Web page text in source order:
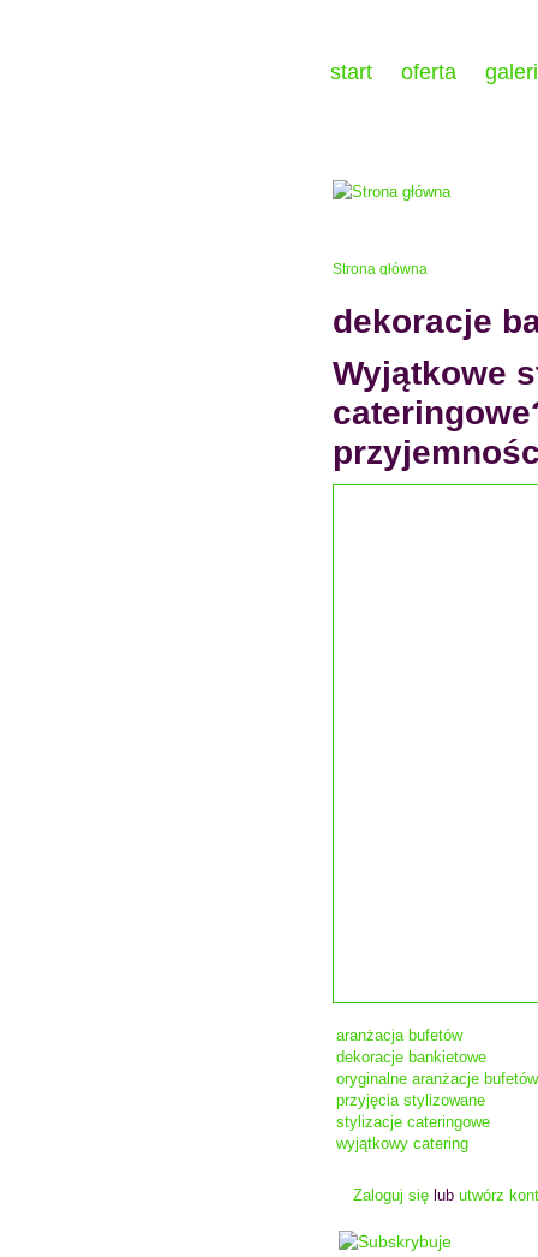
start oferta
Strona główna
dekoracje
Wyjątkowe
aranżacja bufetów
dekoracje bankietowe
oryginalne aranżacje bufetów
przyjęcia stylizowane
stylizacje cateringowe
wyjątkowy catering
Zaloguj się lub utwórz